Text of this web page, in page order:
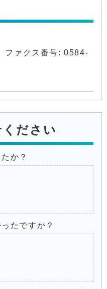
ァクス番号: 0584-
ださい
か？
たですか？